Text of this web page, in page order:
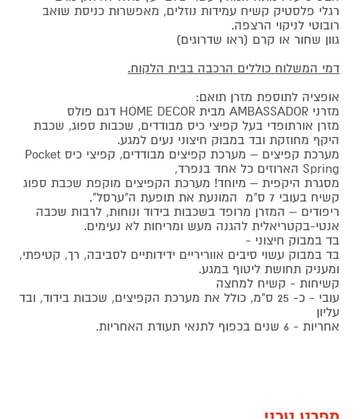
רגלי פלסטיק קשיח עמידות נוזלים, מאפשרות כניסת שואב
רובוטי לניקוי הרצפה.
גוון שחור או קרם (ראו שדרוגים)
דמי המשלוח כוללים הרכבה בבית הלקוח.
אופציה לתוספת מזרן תואם:
מזרני AMBASSADOR מבית HOME DECOR דגם פולס
מזרן אורתופדי בעל קפיצי כיס מבודדים, שכבות ספוג, שכבת
היקף מחוזקת ובד במבוק חיצוני נעים למגע.
מערכת קפיצים – מערכת קפיצים מבודדים, קפיצי כיס Pocket
Spring הארוזים כל אחד בנפרד,
מסגרת היקפית – מיוחד! מערכת הקפיצים מוקפת שכבת ספוג
קשיח בעובי 7 ס"מ המונעת את תופעת ה"ערסל".
ריפודים – המזרן מרופד בשכבות בידוד ונוחות, לרבות שכבה
אנטי-בקטריאלית להגנה מעש ומריחות לא נעימים.
בד במבוק חיצוני -
בד במבוק עשוי סיבים אווריריים ידידותיים לסביבה, רך, קטיפתי,
ומעניק תחושת ליטוף במגע.
קשיחות - קשיח למחצה
עובי - כ- 25 ס"מ, כולל את מערכת הקפיצים, שכבות בידוד, ובד
עליון
אחריות - 6 שנים בכפוף לתנאי תעודת האחריות.